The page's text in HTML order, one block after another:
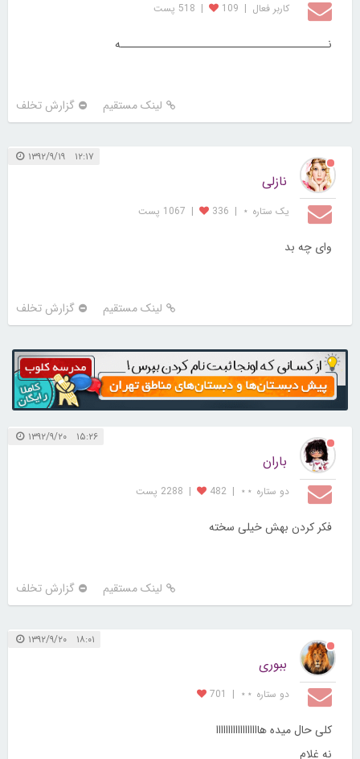
کاربر فعال |
109
| 518 پست
نـــــــــــــــــــــــــــــــــــــــــــه
لینک مستقیم گزارش تخلف
۱۲:۱۷ ۱۳۹۲/۹/۱۹
نازلی
یک ستاره ⋆ |
336
| 1067 پست
وای چه بد
لینک مستقیم گزارش تخلف
۱۵:۲۶ ۱۳۹۲/۹/۲۰
باران
دو ستاره ⋆⋆ |
482
| 2288 پست
فکر کردن بهش خیلی سخته
لینک مستقیم گزارش تخلف
۱۸:۰۱ ۱۳۹۲/۹/۲۰
ببوری
دو ستاره ⋆⋆ |
701
کلی حال میده هاااااااااااااااااا
نه غلام